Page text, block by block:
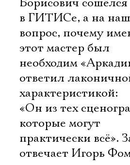
Борисович сошёлся
в ГИТИСе, а на наш
вопрос, почему
этот мастер был
необходим
ответил
характеристикой:
«Он из тех
которые могут
практически всё».
отвечает Игорь